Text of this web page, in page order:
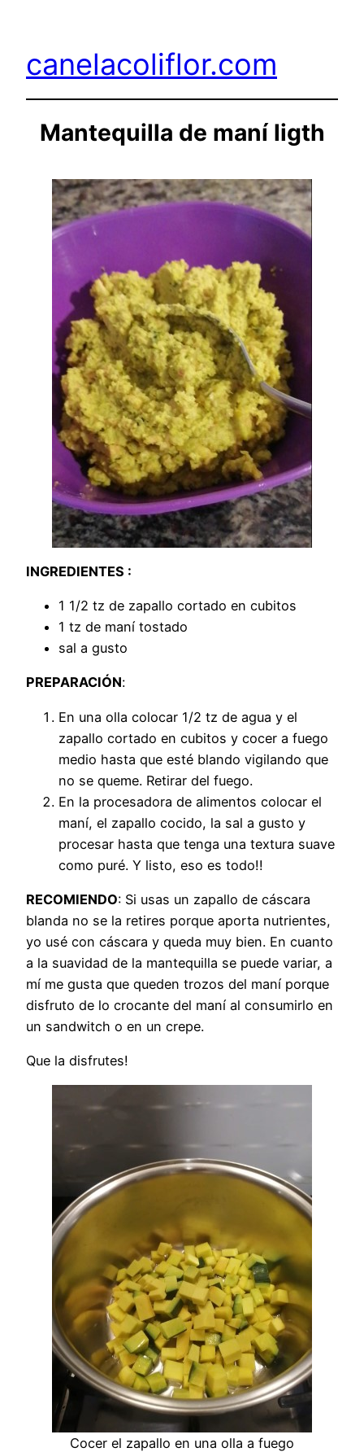
contenido
canelacoliflor.com
Mantequilla de maní ligth
INGREDIENTES :
1 1/2 tz de zapallo cortado en cubitos
1 tz de maní tostado
sal a gusto
PREPARACIÓN:
En una olla colocar 1/2 tz de agua y el
zapallo cortado en cubitos y cocer a fuego
medio hasta que esté blando vigilando que
no se queme. Retirar del fuego.
En la procesadora de alimentos colocar el
maní, el zapallo cocido, la sal a gusto y
procesar hasta que tenga una textura suave
como puré. Y listo, eso es todo!!
RECOMIENDO: Si usas un zapallo de cáscara
blanda no se la retires porque aporta nutrientes,
yo usé con cáscara y queda muy bien. En cuanto
a la suavidad de la mantequilla se puede variar, a
mí me gusta que queden trozos del maní porque
disfruto de lo crocante del maní al consumirlo en
un sandwitch o en un crepe.
Que la disfrutes!
Cocer el zapallo en una olla a fuego